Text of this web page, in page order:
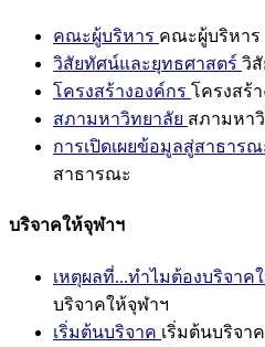
คณะผู้บริหาร คณะผู้บริหาร
วิสัยทัศน์และยุทธศาสตร์ วิ
โครงสร้างองค์กร โครงสร้
สภามหาวิทยาลัย สภามหา
การเปิดเผยข้อมูลสู่สาธารณ
สาธารณะ
บริจาคให้จุฬาฯ
เหตุผลที่...ทำไมต้องบริจาค
บริจาคให้จุฬาฯ
เริ่มต้นบริจาค เริ่มต้นบริจาค